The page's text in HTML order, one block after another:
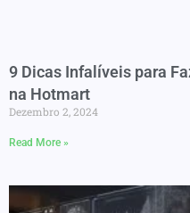
9 Dicas Infalíveis para
na Hotmart
Dezembro 2, 2024
Read More »